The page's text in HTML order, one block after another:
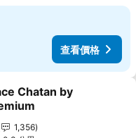
查看價格
的最愛
Chatan by
1,356